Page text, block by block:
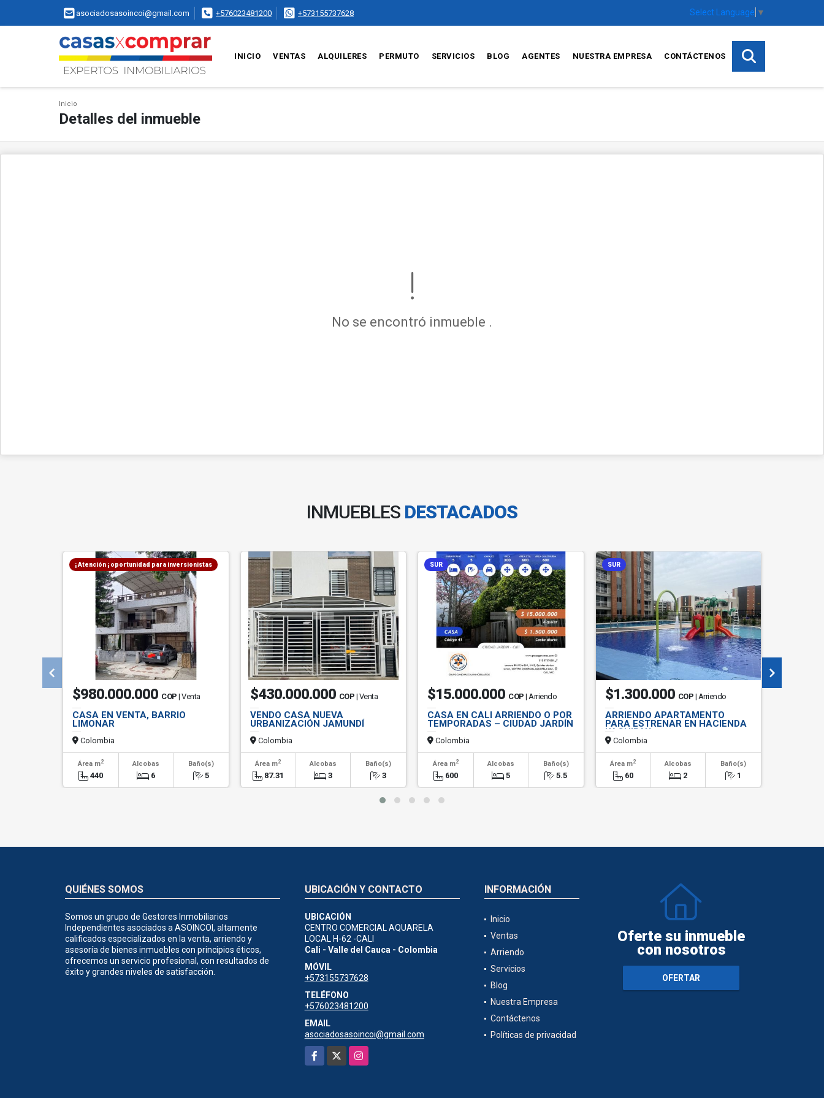
asociadosasoincoi@gmail.com +576023481200 +573155737628 Select Language ▼
INICIO VENTAS ALQUILERES PERMUTO SERVICIOS BLOG AGENTES NUESTRA EMPRESA CONTÁCTENOS
Inicio
Detalles del inmueble
No se encontró inmueble .
INMUEBLES DESTACADOS
¡ Atención ¡ oportunidad para inversionistas
$980.000.000 COP | Venta
CASA EN VENTA, BARRIO
LIMONAR
Colombia
Área m2
440
Alcobas
6
Baño(s)
5
$430.000.000 COP | Venta
VENDO CASA NUEVA
URBANIZACIÓN JAMUNDÍ
Colombia
Área m2
87.31
Alcobas
3
Baño(s)
3
SUR
$15.000.000 COP | Arriendo
CASA EN CALI ARRIENDO O POR
TEMPORADAS – CIUDAD JARDÍN
Colombia
Área m2
600
Alcobas
5
Baño(s)
5.5
SUR
$1.300.000 COP | Arriendo
ARRIENDO APARTAMENTO
PARA ESTRENAR EN HACIENDA
KACHIPAY
Colombia
Área m2
60
Alcobas
2
Baño(s)
1
QUIÉNES SOMOS
Somos un grupo de Gestores Inmobiliarios
Independientes asociados a ASOINCOI, altamente
calificados especializados en la venta, arriendo y
asesoría de bienes inmuebles con principios éticos,
ofrecemos un servicio profesional, con resultados de
éxito y grandes niveles de satisfacción.
UBICACIÓN Y CONTACTO
UBICACIÓN
CENTRO COMERCIAL AQUARELA
LOCAL H-62 -CALI
Cali - Valle del Cauca - Colombia
MÓVIL
+573155737628
TELÉFONO
+576023481200
EMAIL
asociadosasoincoi@gmail.com
Facebook
Instagram
INFORMACIÓN
Inicio
Ventas
Arriendo
Servicios
Blog
Nuestra Empresa
Contáctenos
Políticas de privacidad
Oferte su inmueble
con nosotros
OFERTAR